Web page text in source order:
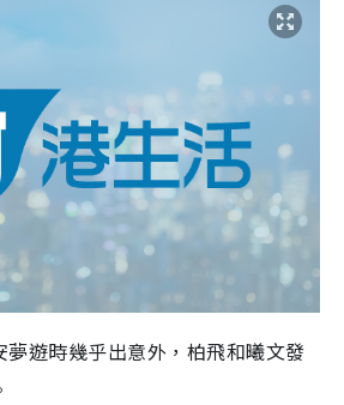
遊時幾乎出意外，柏飛和曦文發